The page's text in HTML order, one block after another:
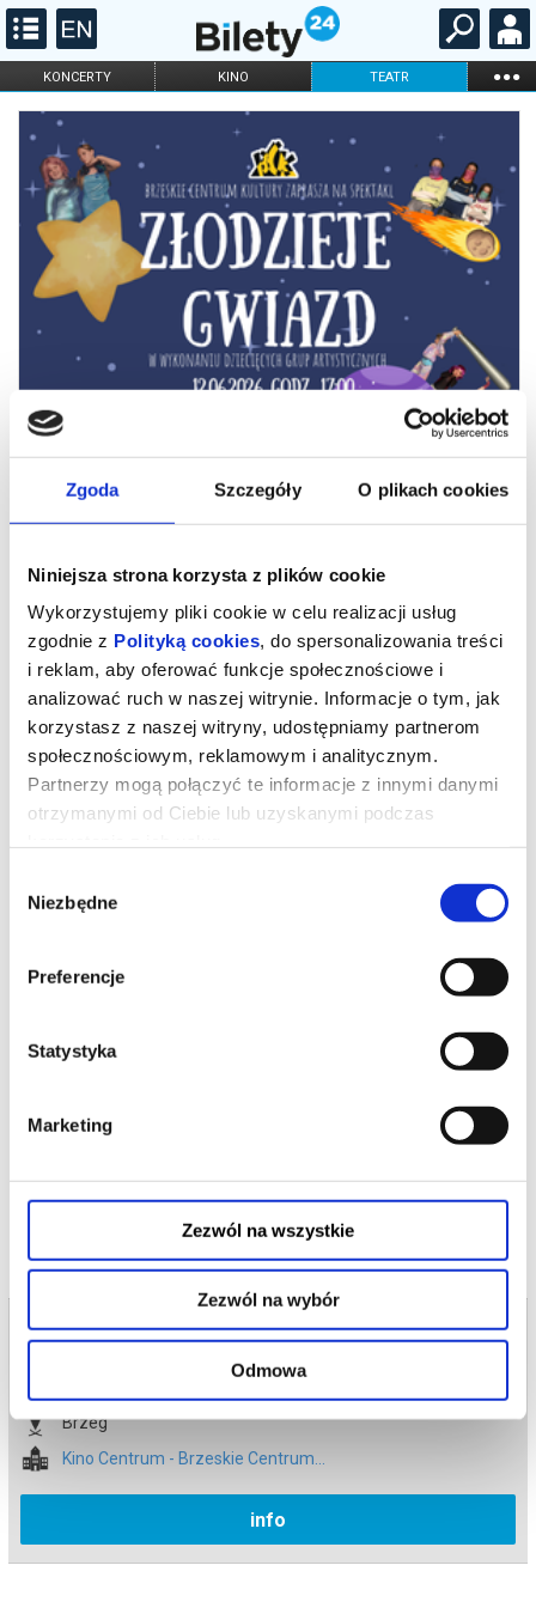
Zgoda Szczegóły O plikach cookies
Niniejsza strona korzysta z plików cookie
Wykorzystujemy pliki cookie w celu realizacji usług
zgodnie z Polityką cookies, do spersonalizowania treści
i reklam, aby oferować funkcje społecznościowe i
analizować ruch w naszej witrynie. Informacje o tym, jak
korzystasz z naszej witryny, udostępniamy partnerom
społecznościowym, reklamowym i analitycznym.
Partnerzy mogą połączyć te informacje z innymi danymi
otrzymanymi od Ciebie lub uzyskanymi podczas
zgody
Niezbędne
Preferencje
Statystyka
Marketing
Zezwól na wszystkie
Zezwól na wybór
Odmowa
KONCERTY KINO TEATR ...
FILHARMONIA OPERA I BALET
DLA DZIECI
ONLINE
przenoszący widzów w magiczny świat kosmosu, pełen tajemnic,
planet i międzygalaktycznych przygód. Na scenie spotkamy
niezwykłych bohaterów, którzy wyruszą w podróż, by odkryć, kto i
wyobraźnię, tworząc barwną i pełną emocji opowieść o
marzeniach, przyjaźni i sile wspólnego działania.
Bezpieczne zakupy w Bilety24. W przypadku odwołania
podczas zakupu.
Bilety na termin:
13.06.2026 , g. 17:00 (sobota)
Brzeg
Kino Centrum - Brzeskie Centrum...
info